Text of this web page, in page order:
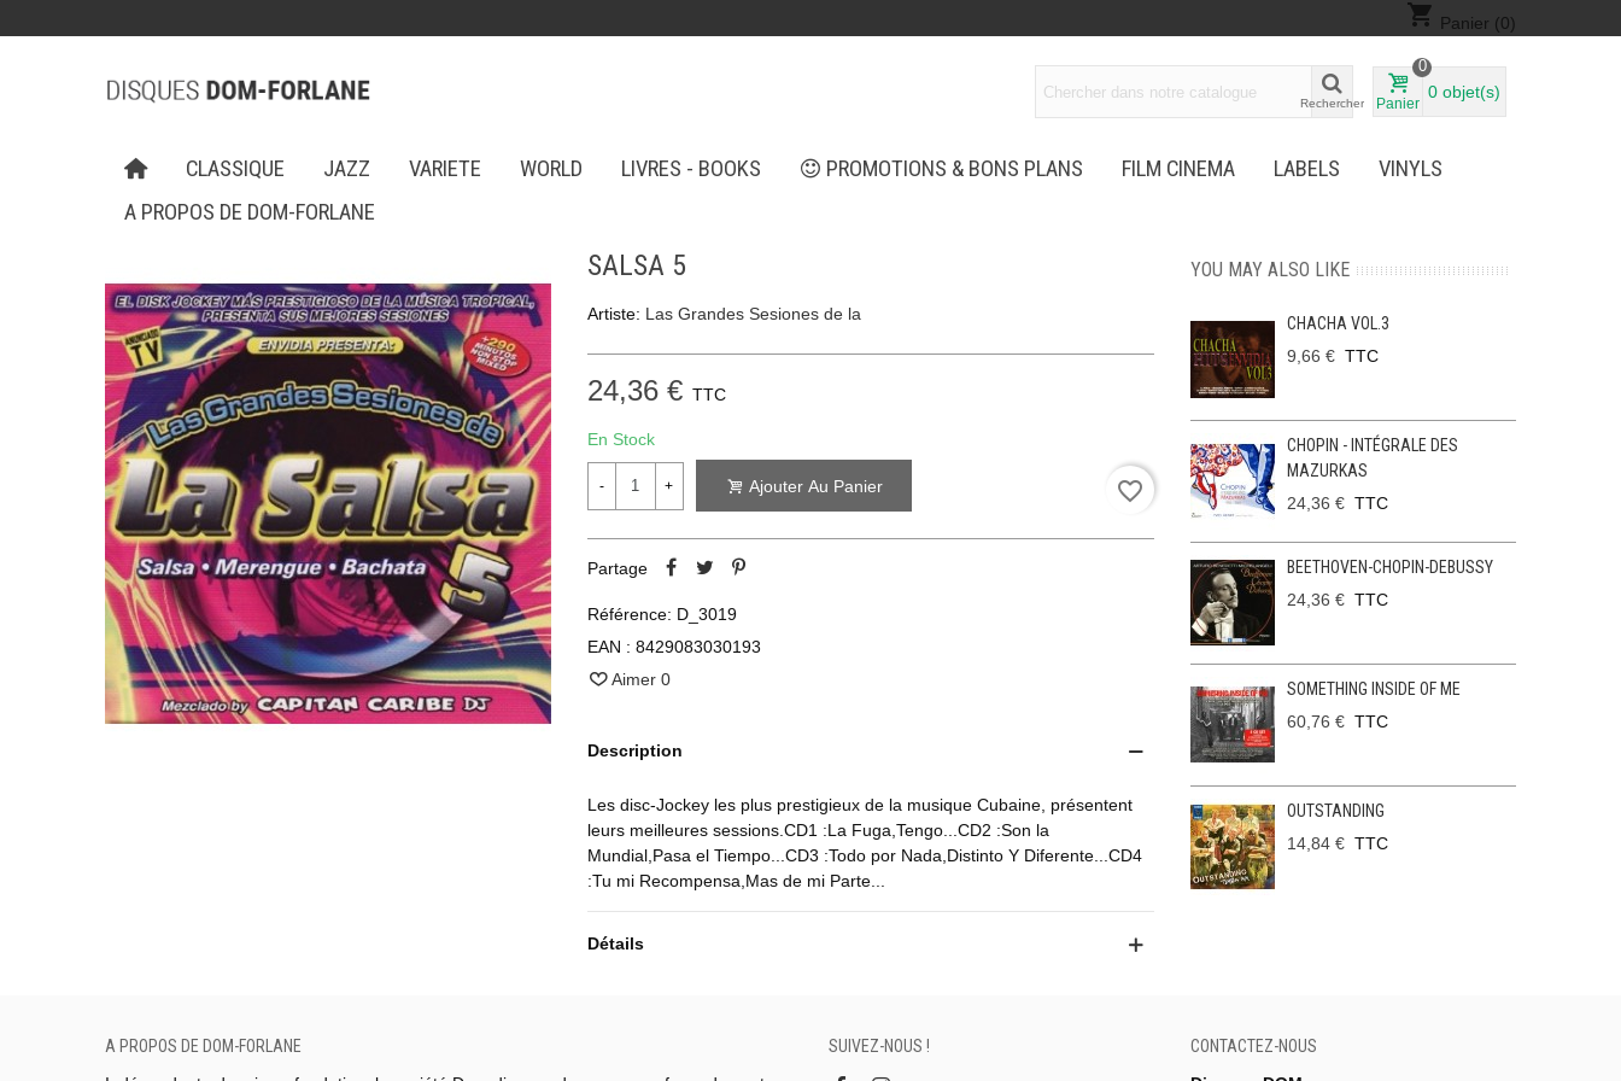
shopping_cart Panier (0)
Rechercher Panier
0
0 objet(s)
CLASSIQUE JAZZ VARIETE WORLD LIVRES - BOOKS PROMOTIONS & BONS PLANS FILM CINEMA LABELS
VINYLS
A PROPOS DE DOM-FORLANE
SALSA 5
Artiste: Las Grandes Sesiones de la
24,36 € TTC
En Stock
- + Ajouter Au Panier favorite_border
Partage
Référence: D_3019
EAN : 8429083030193
Aimer 0
Description
Les disc-Jockey les plus prestigieux de la musique Cubaine, présentent
leurs meilleures sessions.CD1 :La Fuga,Tengo...CD2 :Son la
Mundial,Pasa el Tiempo...CD3 :Todo por Nada,Distinto Y Diferente...CD4
:Tu mi Recompensa,Mas de mi Parte...
Détails
YOU MAY ALSO LIKE
CHACHA VOL.3
9,66 € TTC
CHOPIN - INTÉGRALE DES
MAZURKAS
24,36 € TTC
BEETHOVEN-CHOPIN-DEBUSSY
24,36 € TTC
SOMETHING INSIDE OF ME
60,76 € TTC
OUTSTANDING
14,84 € TTC
A PROPOS DE DOM-FORLANE
SUIVEZ-NOUS !
CONTACTEZ-NOUS